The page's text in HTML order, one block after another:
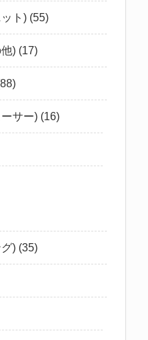
ト) (55)
) (17)
サー) (16)
) (35)